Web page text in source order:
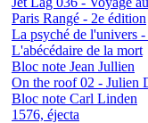
Paris Rangé - 2e édition
La psyché de l'univers -
L'abécédaire de la mort
Bloc note Jean Jullien
On the roof 02 - Julien
Bloc note Carl Linden
1576, éjecta